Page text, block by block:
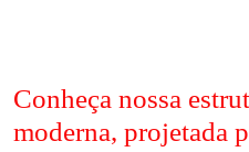
Conheça nossa
moderna, projetada